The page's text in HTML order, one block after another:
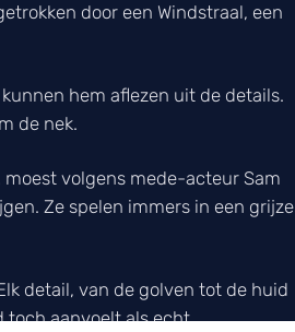
door een Windstraal, een
hem aflezen uit de details.
de nek.
volgens mede-acteur Sam
Ze spelen immers in een grijze
detail, van de golven tot de huid
toch aanvoelt als echt.